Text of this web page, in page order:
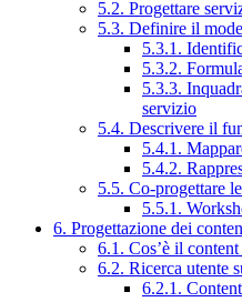
5.2. Progettare
5.3. Definire il
5.3.1.
5.3.2.
5.3.3.
servizio
5.4. Descrivere il
5.4.1.
5.4.2.
5.5. Co-progettare
5.5.1.
6. Progettazione dei
6.1. Cos’è il content
6.2. Ricerca utente
6.2.1.